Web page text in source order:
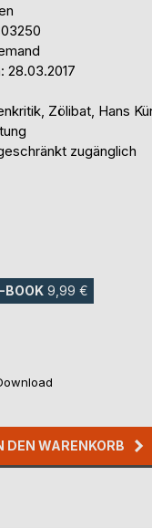
28.03.2017
Zölibat, Hans
zugänglich
BOOK 9,99 €
DEN WARENKORB